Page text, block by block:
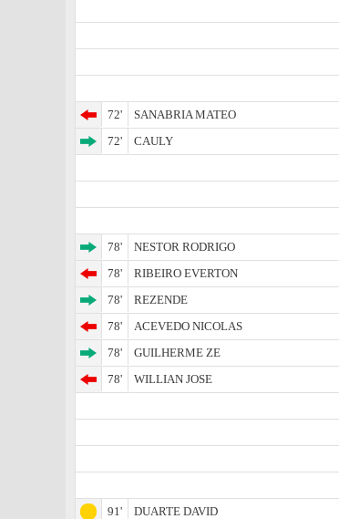
72'
SANABRIA MATEO
72'
CAULY
78'
NESTOR RODRIGO
78'
RIBEIRO EVERTON
78'
REZENDE
78'
ACEVEDO NICOLAS
78'
GUILHERME ZE
78'
WILLIAN JOSE
91'
DUARTE DAVID